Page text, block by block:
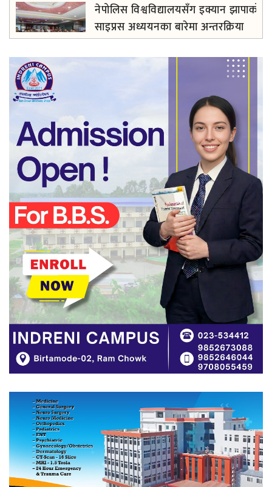
नेपोलिस विश्वविद्यालयसँग इक्यान झापाको
साइप्रस अध्ययनका बारेमा अन्तरक्रिया
फरार अभियुक्त ओलीसामु झापा प्रहरी निरीह
द ब्यूटी वल्ड पाँचौँ वर्षमा प्रवेश , विपन्न ४
सय बढीलाई निशुल्क तालिम
अडान झापाको २१औँ स्थापना दिवसमा
पेशागत गुणस्तर र बदलिँदो भूमिकामाथि
अन्तरक्रिया
आगलागीबाट प्रभावित शेयर सदस्यलाई
लिङ्कन मन्टेश्वरीमा खिर दिवस मनाइयो